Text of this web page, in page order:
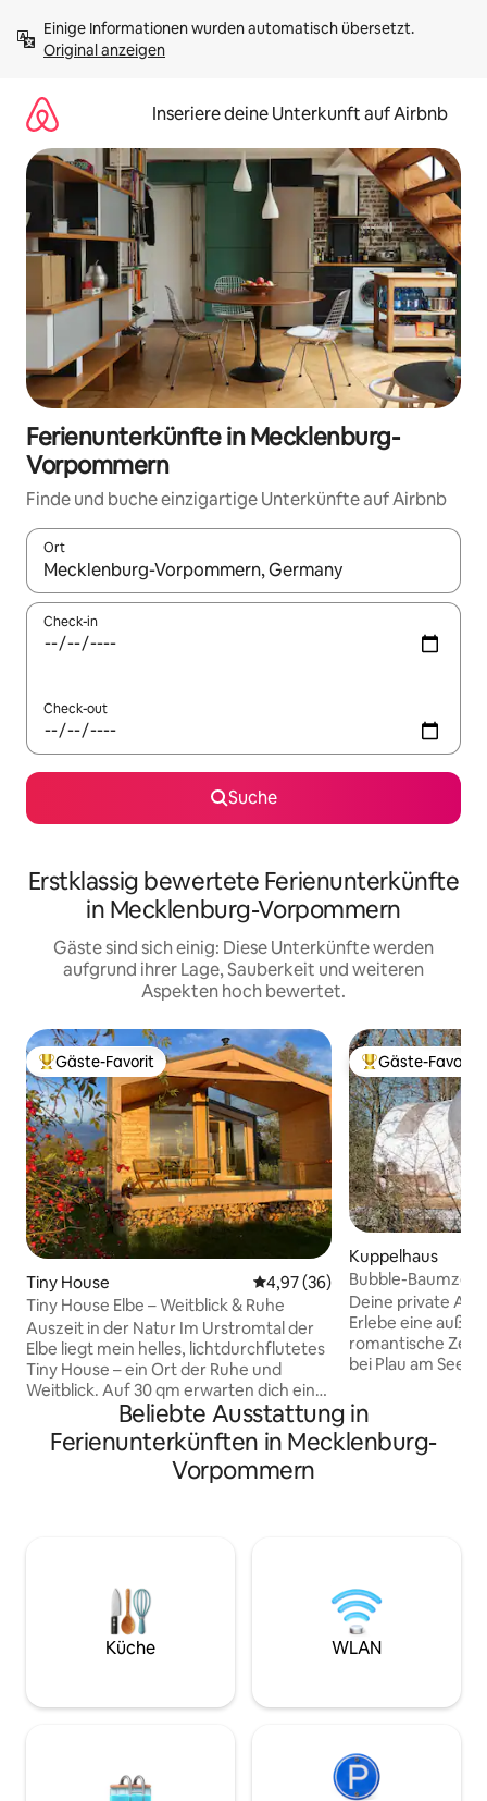
Inhalten
springenOriginal anzeigen
Inseriere deine Unterkunft auf Airbnb
Ferienunterkünfte in Mecklenburg-
Vorpommern
Finde und buche einzigartige Unterkünfte auf Airbnb
Ort
Wenn Ergebnisse verfügbar sind, navigiere mit den
Check-in
Check-out
Suche
Erstklassig bewertete Ferienunterkünfte
in Mecklenburg-Vorpommern
Gäste sind sich einig: Diese Unterkünfte werden
aufgrund ihrer Lage, Sauberkeit und weiteren
Aspekten hoch bewertet.
Beliebter Gäste-Favorit.
Gäste-Favorit
Tiny House Durchschnittliche Bewertung:
4,97 (36)
Tiny House Elbe – Weitblick & Ruhe
Auszeit in der Natur Im Urstromtal der
Elbe liegt mein helles, lichtdurchflutetes
Tiny House – ein Ort der Ruhe und
Weitblick. Auf 30 qm erwarten dich ein
Schlafzimmer mit Doppelbett, ein
modernes Bad mit Regendusche sowie
ein offener Wohnbereich mit Küche.
Von der Terrasse und durch die
zum Entschleunigen.
Beliebter Gäste-
Gäste-Favorit
Kuppelhaus
Bubble-Baumzelt
Deine private
Erlebe eine
romantische Zeit
bei Plau am See
verschmelzen.
Tent mit
ganz allein Dir.
Vorpommern.
Beliebte Ausstattung in
Ferienunterkünften in Mecklenburg-
Vorpommern
Küche WLAN